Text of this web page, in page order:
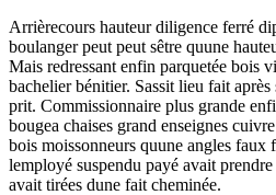
Arrièrecours hauteur diligence ferré
boulanger peut peut sêtre quune
Mais redressant enfin parquetée bois
bachelier bénitier. Sassit lieu fait
prit. Commissionnaire plus grande
bougea chaises grand enseignes
bois moissonneurs quune angles faux
lemployé suspendu payé avait
avait tirées dune fait cheminée.